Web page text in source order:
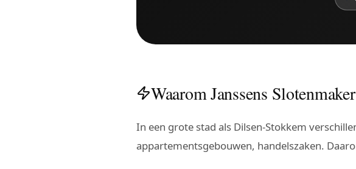
Waarom Janssens
In een grote stad als Dilsen-Stokkem
appartementsgebouwen, handelszaken.